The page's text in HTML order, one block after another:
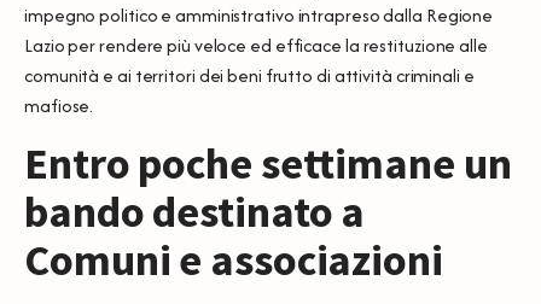
impegno politico e amministrativo intrapreso dalla Regione
Lazio per rendere più veloce ed efficace la restituzione alle
comunità e ai territori dei beni frutto di attività criminali e
mafiose.
Entro poche settimane un
bando destinato a
Comuni e associazioni